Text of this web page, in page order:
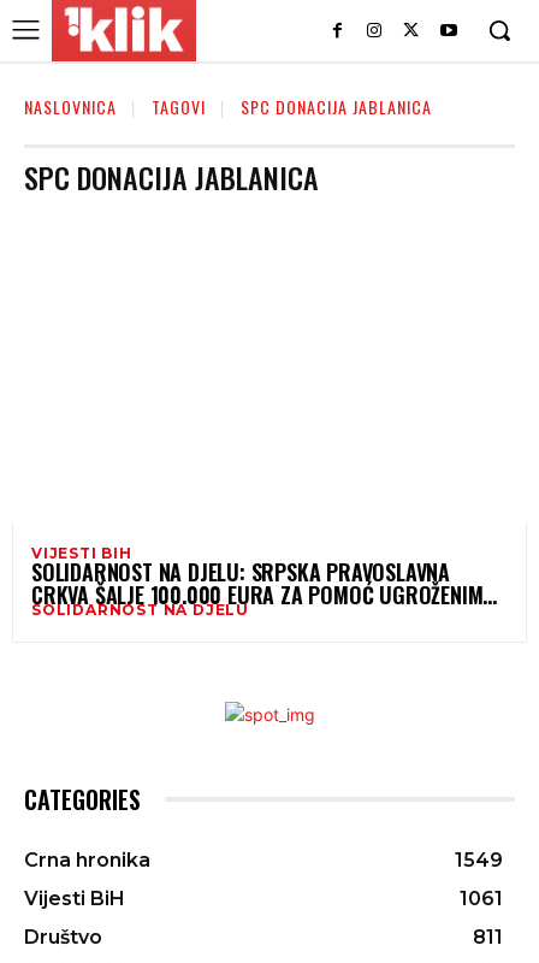
NASLOVNICA TAGOVI SPC DONACIJA JABLANICA
SPC DONACIJA JABLANICA
VIJESTI BIH
SOLIDARNOST NA DJELU: SRPSKA PRAVOSLAVNA
CRKVA ŠALJE 100.000 EURA ZA POMOĆ UGROŽENIMA
OD POPLAVA U KONJICU I JABLANICI
SOLIDARNOST NA DJELU
CATEGORIES
Crna hronika
1549
Vijesti BiH
1061
Društvo
811